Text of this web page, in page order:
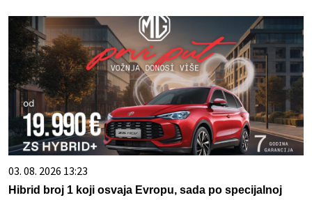
03. 08. 2026 13:23
Hibrid broj 1 koji osvaja Evropu, sada po specijalnoj